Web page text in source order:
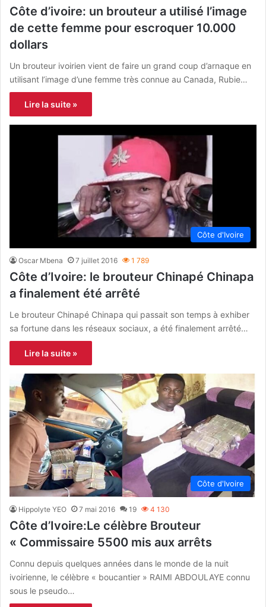
Côte d’ivoire: un brouteur a utilisé l’image
de cette femme pour escroquer 10.000
dollars
Un brouteur ivoirien vient de faire un grand coup d’arnaque en
utilisant l’image d’une femme très connue au Canada, Rubie…
Lire la suite »
Côte d'Ivoire
Oscar Mbena 7 juillet 2016 1 789
Côte d’Ivoire: le brouteur Chinapé Chinapa
a finalement été arrêté
Le brouteur Chinapé Chinapa qui passait son temps à exhiber
sa fortune dans les réseaux sociaux, a été finalement arrêté…
Lire la suite »
Côte d'Ivoire
Hippolyte YEO 7 mai 2016 19 4 130
Côte d’Ivoire:Le célèbre Brouteur
« Commissaire 5500 mis aux arrêts
Connu depuis quelques années dans le monde de la nuit
ivoirienne, le célèbre « boucantier » RAIMI ABDOULAYE connu
sous le pseudo…